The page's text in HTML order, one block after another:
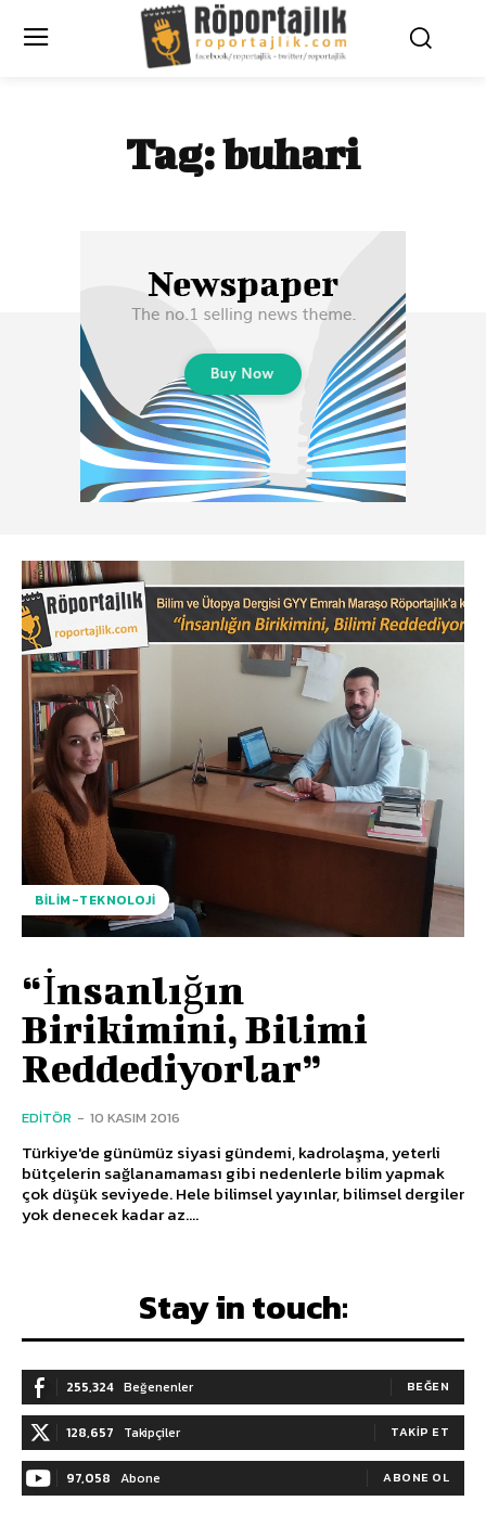
Tag:buhari
BILIM-TEKNOLOJI
“İnsanlığın
Birikimini, Bilimi
Reddediyorlar”
EDITÖR - 10 KASIM 2016
Türkiye'de günümüz siyasi gündemi, kadrolaşma, yeterli
bütçelerin sağlanamaması gibi nedenlerle bilim yapmak
çok düşük seviyede. Hele bilimsel yayınlar, bilimsel dergiler
yok denecek kadar az....
Stay in touch:
255,324 Beğenenler BEĞEN
128,657 Takipçiler TAKIP ET
97,058 Abone ABONE OL